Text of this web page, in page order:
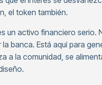
el token también.
un activo financiero serio.
banca. Está aquí para
a la comunidad, se